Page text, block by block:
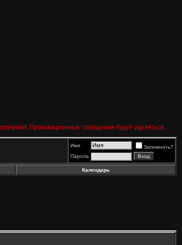
Провокационные сообщения будут удаляться.
Имя
Запомнить?
Пароль
Календарь